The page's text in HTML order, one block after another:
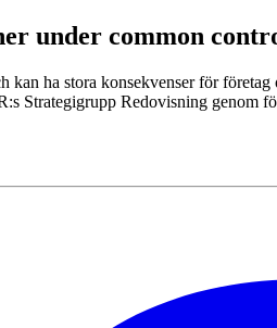
under common
ha stora konsekvenser för
Strategigrupp Redovisning